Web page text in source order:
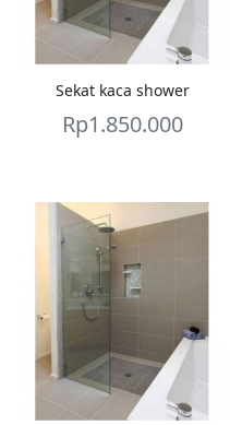
Sekat kaca shower
Rp1.850.000